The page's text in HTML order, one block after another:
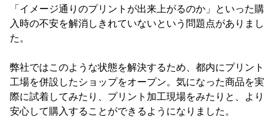
「イメージ通りのプリントが出来上がるのか」といった購
入時の不安を解消しきれていないという問題点がありまし
た。
弊社ではこのような状態を解決するため、都内にプリント
工場を併設したショップをオープン。気になった商品を実
際に試着してみたり、プリント加工現場をみたりと、より
安心して購入することができるようになりました。